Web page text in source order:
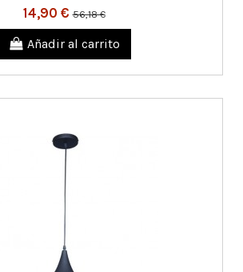
14,90 €56,18 €
Añadir al carrito